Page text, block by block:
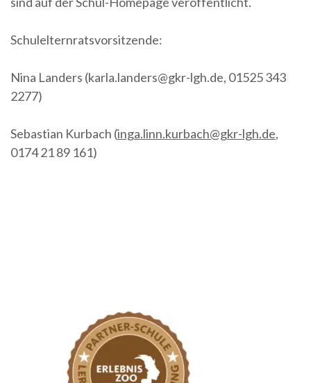
Schulelternratsvorsitzende:
Nina Landers (karla.landers@gkr-lgh.de, 01525 343
2277)
Sebastian Kurbach (inga.linn.kurbach@gkr-lgh.de,
0174 21 89 161)